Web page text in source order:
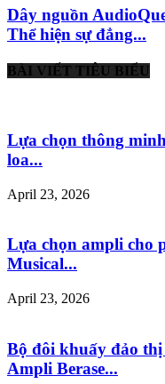
Dây nguồn
Thể hiện sự đẳng...
BÀI VIẾT TIÊU BIỂU
Lựa chọn thông
loa...
April 23, 2026
Lựa chọn ampli cho
Musical...
April 23, 2026
Bộ đôi khuấy đảo
Ampli Berase...